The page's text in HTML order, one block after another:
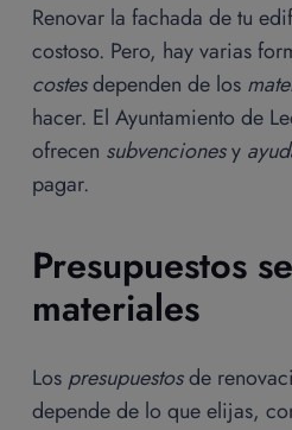
Renovar la fachada de tu
costoso. Pero, hay varias
costesdependen de los
hacer. El Ayuntamiento de
ofrecen subvencionesy
pagar.
Presupuestos
materiales
Los presupuestosde
depende de lo que elijas,